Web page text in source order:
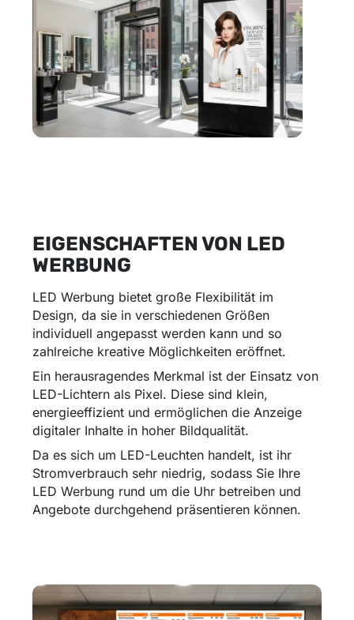
EIGENSCHAFTEN VON LED
WERBUNG
LED Werbung bietet große Flexibilität im
Design, da sie in verschiedenen Größen
individuell angepasst werden kann und so
zahlreiche kreative Möglichkeiten eröffnet.
Ein herausragendes Merkmal ist der Einsatz von
LED-Lichtern als Pixel. Diese sind klein,
energieeffizient und ermöglichen die Anzeige
digitaler Inhalte in hoher Bildqualität.
Da es sich um LED-Leuchten handelt, ist ihr
Stromverbrauch sehr niedrig, sodass Sie Ihre
LED Werbung rund um die Uhr betreiben und
Angebote durchgehend präsentieren können.